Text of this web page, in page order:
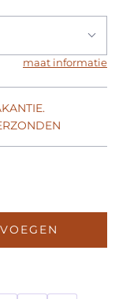
maat informatie